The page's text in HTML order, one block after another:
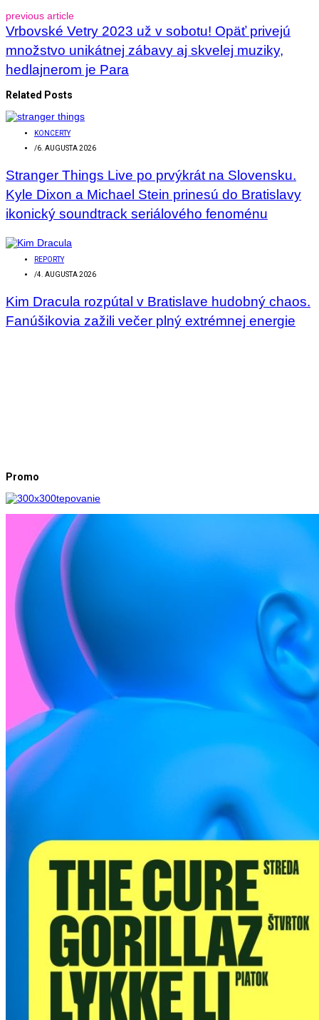
previous article
Vrbovské Vetry 2023 už v sobotu! Opäť privejú
množstvo unikátnej zábavy aj skvelej muziky,
hedlajnerom je Para
Related Posts
KONCERTY
/6. AUGUSTA 2026
Stranger Things Live po prvýkrát na Slovensku.
Kyle Dixon a Michael Stein prinesú do Bratislavy
ikonický soundtrack seriálového fenoménu
REPORTY
/4. AUGUSTA 2026
Kim Dracula rozpútal v Bratislave hudobný chaos.
Fanúšikovia zažili večer plný extrémnej energie
Promo